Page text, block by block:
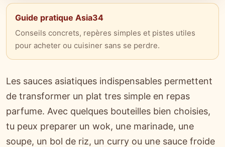
Guide pratique Asia34
Conseils concrets, repères simples et pistes utiles
pour acheter ou cuisiner sans se perdre.
Les sauces asiatiques indispensables permettent
de transformer un plat tres simple en repas
parfume. Avec quelques bouteilles bien choisies,
tu peux preparer un wok, une marinade, une
soupe, un bol de riz, un curry ou une sauce froide